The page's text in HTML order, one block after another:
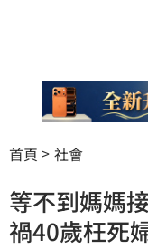
首頁 社會
等不到媽媽
禍40歲枉死